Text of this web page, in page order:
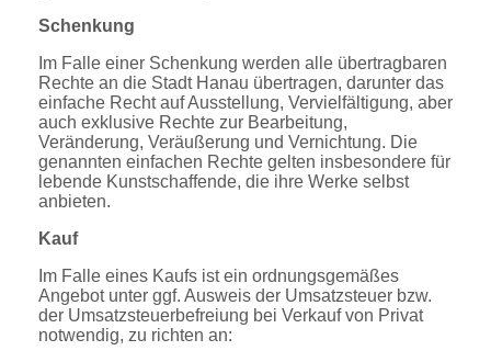
Schenkung
Im Falle einer Schenkung werden alle übertragbaren
Rechte an die Stadt Hanau übertragen, darunter das
einfache Recht auf Ausstellung, Vervielfältigung, aber
auch exklusive Rechte zur Bearbeitung,
Veränderung, Veräußerung und Vernichtung. Die
genannten einfachen Rechte gelten insbesondere für
lebende Kunstschaffende, die ihre Werke selbst
anbieten.
Kauf
Im Falle eines Kaufs ist ein ordnungsgemäßes
Angebot unter ggf. Ausweis der Umsatzsteuer bzw.
der Umsatzsteuerbefreiung bei Verkauf von Privat
notwendig, zu richten an: